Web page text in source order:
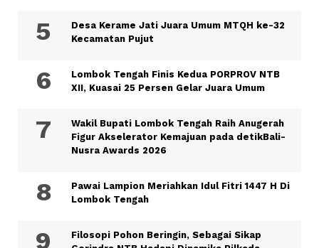
Desa Kerame Jati Juara Umum MTQH ke-32
Kecamatan Pujut
Lombok Tengah Finis Kedua PORPROV NTB
XII, Kuasai 25 Persen Gelar Juara Umum
Wakil Bupati Lombok Tengah Raih Anugerah
Figur Akselerator Kemajuan pada detikBali-
Nusra Awards 2026
Pawai Lampion Meriahkan Idul Fitri 1447 H Di
Lombok Tengah
Filosopi Pohon Beringin, Sebagai Sikap